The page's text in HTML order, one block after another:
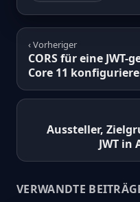
‹ Vorheriger
CORS für eine JWT-
Core 11
Aussteller,
JWT in
VERWANDTE